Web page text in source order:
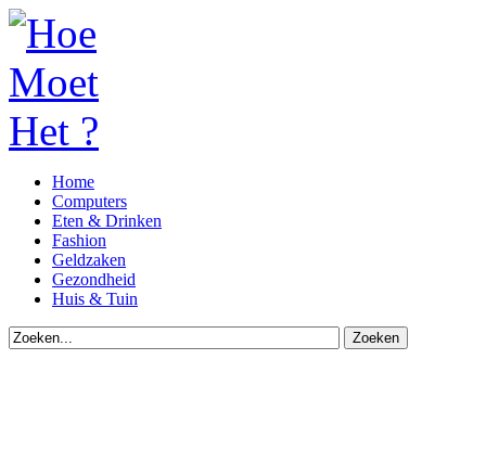
Home
Computers
Eten & Drinken
Fashion
Geldzaken
Gezondheid
Huis & Tuin